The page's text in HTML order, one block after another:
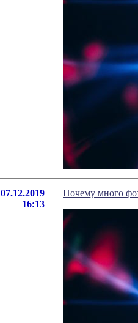
07.12.2019
16:13
Почему много